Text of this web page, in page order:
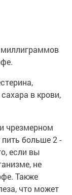
миллиграммов
в крови,
чрезмерном
больше 2 -
если вы
не
Также
что может